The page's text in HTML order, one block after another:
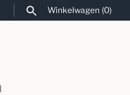
Winkelwagen (0)